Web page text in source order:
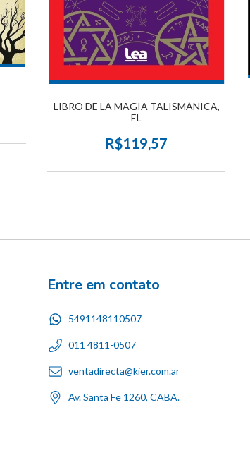
LIBRO DE LA MAGIA TALISMÁNICA,
EL
R$119,57
Entre em contato
5491148110507
011 4811-0507
ventadirecta@kier.com.ar
Av. Santa Fe 1260, CABA.